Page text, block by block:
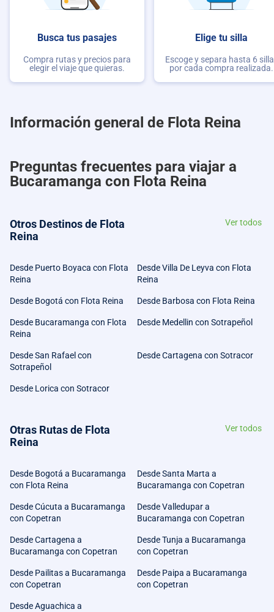
Busca tus pasajes
Compra rutas y precios para
elegir el viaje que quieras.
Elige tu silla
Escoge y separa hasta 6
por cada compra realizada.
Información general de Flota Reina
Preguntas frecuentes para viajar a
Bucaramanga con Flota Reina
Otros Destinos de Flota
Reina
Ver todos
Desde Puerto Boyaca con Flota
Reina
Desde Villa De Leyva con Flota
Reina
Desde Bogotá con Flota Reina Desde Barbosa con Flota Reina
Desde Bucaramanga con Flota
Reina
Desde Medellin con Sotrapeñol
Desde San Rafael con
Sotrapeñol
Desde Cartagena con Sotracor
Desde Lorica con Sotracor
Otras Rutas de Flota
Reina
Ver todos
Desde Bogotá a Bucaramanga
con Flota Reina
Desde Santa Marta a
Bucaramanga con Copetran
Desde Cúcuta a Bucaramanga
con Copetran
Desde Valledupar a
Bucaramanga con Copetran
Desde Cartagena a
Bucaramanga con Copetran
Desde Tunja a Bucaramanga
con Copetran
Desde Pailitas a Bucaramanga
con Copetran
Desde Paipa a Bucaramanga
con Copetran
Desde Aguachica a